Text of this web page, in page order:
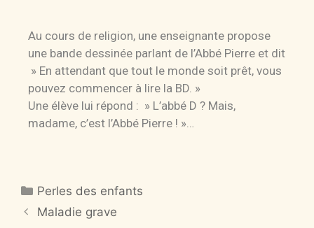
Au cours de religion, une enseignante propose
une bande dessinée parlant de l’Abbé Pierre et dit
» En attendant que tout le monde soit prêt, vous
pouvez commencer à lire la BD. »
Une élève lui répond : » L’abbé D ? Mais,
madame, c’est l’Abbé Pierre ! »…
Perles des enfants
Maladie grave